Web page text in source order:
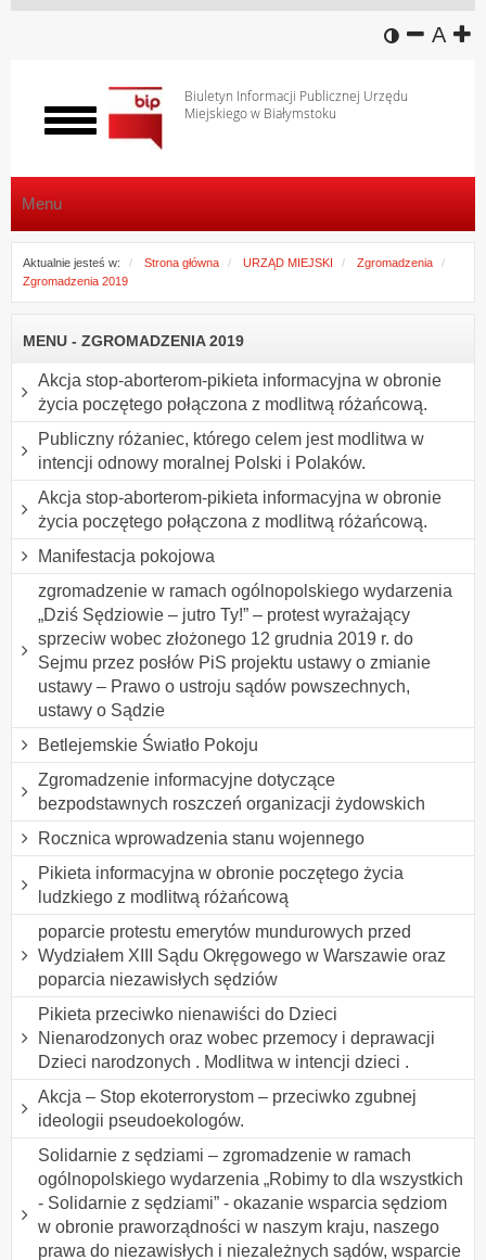
wersja
A
Biuletyn Informacji Publicznej Urzędu
Miejskiego w Białymstoku
Włącz
menu
Menu
Aktualnie jesteś w: Strona główna URZĄD MIEJSKI
Zgromadzenia
Zgromadzenia 2019
MENU - ZGROMADZENIA 2019
Akcja stop-aborterom-pikieta informacyjna w obronie
życia poczętego połączona z modlitwą różańcową.
Publiczny różaniec, którego celem jest modlitwa w
intencji odnowy moralnej Polski i Polaków.
Akcja stop-aborterom-pikieta informacyjna w obronie
życia poczętego połączona z modlitwą różańcową.
Manifestacja pokojowa
zgromadzenie w ramach ogólnopolskiego wydarzenia
„Dziś Sędziowie – jutro Ty!” – protest wyrażający
sprzeciw wobec złożonego 12 grudnia 2019 r. do
Sejmu przez posłów PiS projektu ustawy o zmianie
ustawy – Prawo o ustroju sądów powszechnych,
ustawy o Sądzie
Betlejemskie Światło Pokoju
Zgromadzenie informacyjne dotyczące
bezpodstawnych roszczeń organizacji żydowskich
Rocznica wprowadzenia stanu wojennego
Pikieta informacyjna w obronie poczętego życia
ludzkiego z modlitwą różańcową
poparcie protestu emerytów mundurowych przed
Wydziałem XIII Sądu Okręgowego w Warszawie oraz
poparcia niezawisłych sędziów
Pikieta przeciwko nienawiści do Dzieci
Nienarodzonych oraz wobec przemocy i deprawacji
Dzieci narodzonych . Modlitwa w intencji dzieci .
Akcja – Stop ekoterrorystom – przeciwko zgubnej
ideologii pseudoekologów.
Solidarnie z sędziami – zgromadzenie w ramach
ogólnopolskiego wydarzenia „Robimy to dla wszystkich
- Solidarnie z sędziami” - okazanie wsparcia sędziom
w obronie praworządności w naszym kraju, naszego
prawa do niezawisłych i niezależnych sądów, wsparcie